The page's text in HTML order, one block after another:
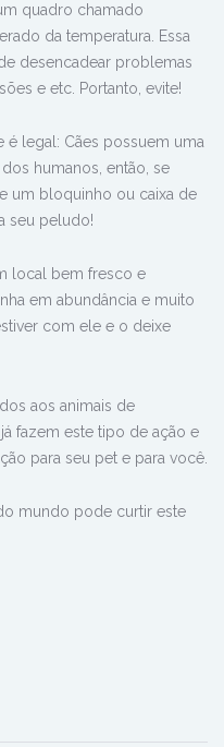
quadro chamado
da temperatura. Essa
desencadear problemas
e etc. Portanto, evite!
é legal: Cães possuem uma
humanos, então, se
um bloquinho ou caixa de
seu peludo!
local bem fresco e
em abundância e muito
com ele e o deixe
aos animais de
fazem este tipo de ação e
para seu pet e para você.
mundo pode curtir este